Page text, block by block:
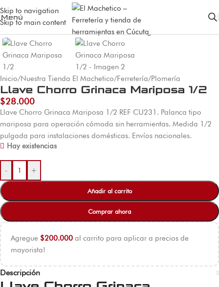
Skip to navigation
Skip to main content
Menú
Inicio/Nuestra Tienda El Machetico/Ferretería/Plomería
Llave Chorro Grinaca Mariposa 1/2
$28.000
Llave Chorro Grinaca Mariposa 1/2 REF CU231. Palanca tipo
mariposa para operación cómoda sin herramientas. Medida 1/2
pulgada para instalaciones domésticas. Envíos nacionales.
Hay existencias
- +
Añadir al carrito
Comprar ahora
Agregue $200.000 al carrito para aplicar a precios de
mayorista!
Descripción